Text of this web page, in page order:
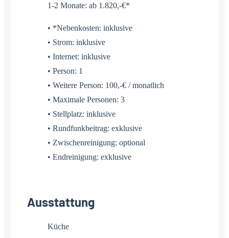
1-2 Monate: ab 1.820,-€*
• *Nebenkosten: inklusive
• Strom: inklusive
• Internet: inklusive
• Person: 1
• Weitere Person: 100,-€ / monatlich
• Maximale Personen: 3
• Stellplatz: inklusive
• Rundfunkbeitrag: exklusive
• Zwischenreinigung: optional
• Endreinigung: exklusive
Ausstattung
Küche